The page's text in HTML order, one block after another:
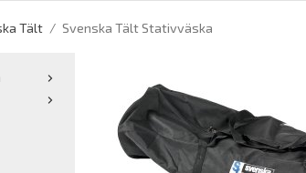
Tält / Svenska Tält Stativväska